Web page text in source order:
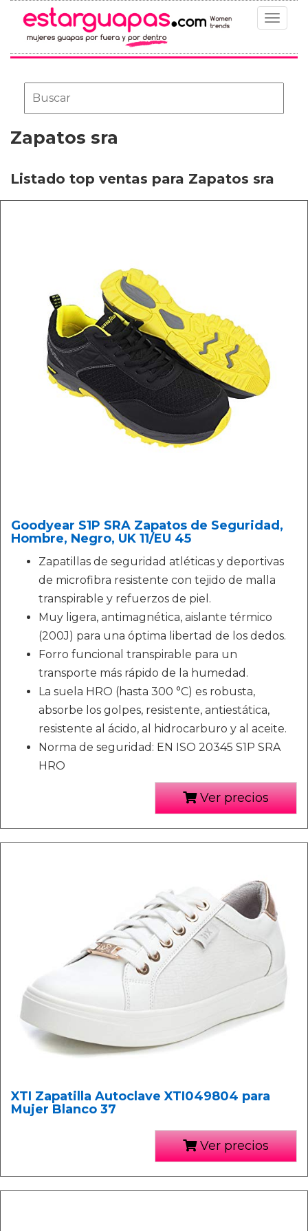
Toggle
Zapatos sra
Listado top ventas para Zapatos sra
Goodyear S1P SRA Zapatos de Seguridad,
Hombre, Negro, UK 11/EU 45
Zapatillas de seguridad atléticas y deportivas
de microfibra resistente con tejido de malla
transpirable y refuerzos de piel.
Muy ligera, antimagnética, aislante térmico
(200J) para una óptima libertad de los dedos.
Forro funcional transpirable para un
transporte más rápido de la humedad.
La suela HRO (hasta 300 °C) es robusta,
absorbe los golpes, resistente, antiestática,
resistente al ácido, al hidrocarburo y al aceite.
Norma de seguridad: EN ISO 20345 S1P SRA
HRO
Ver precios
XTI Zapatilla Autoclave XTI049804 para
Mujer Blanco 37
Ver precios